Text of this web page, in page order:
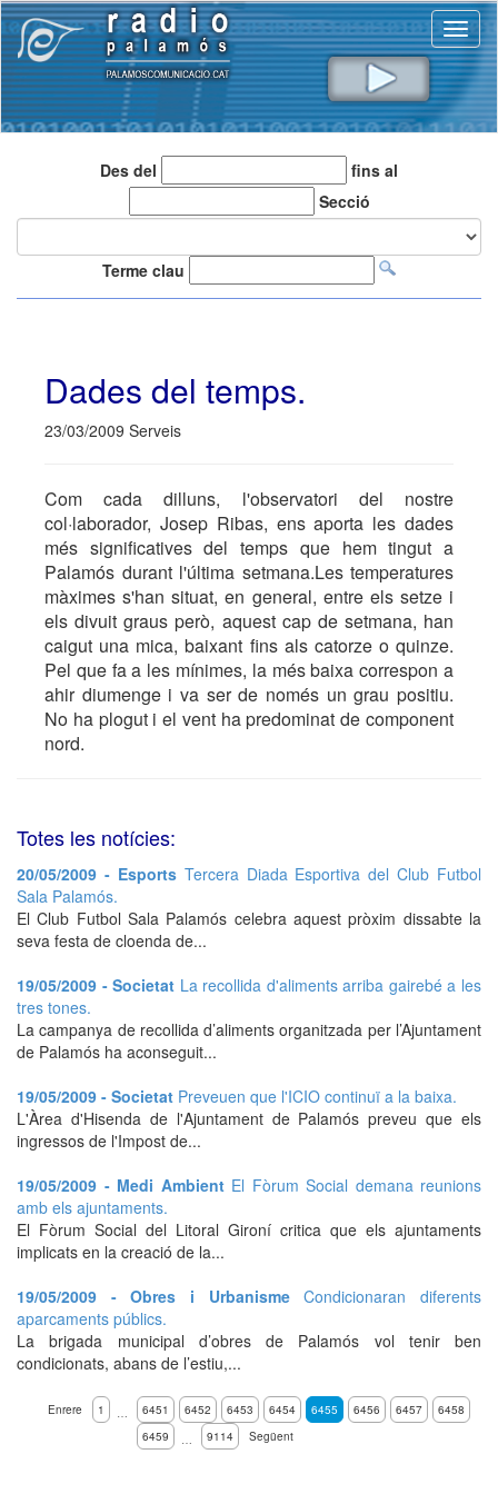
Des del
fins al
Secció
Terme clau
Dades del temps.
23/03/2009 Serveis
Com cada dilluns, l'observatori del nostre
col·laborador, Josep Ribas, ens aporta les dades
més significatives del temps que hem tingut a
Palamós durant l'última setmana.Les temperatures
màximes s'han situat, en general, entre els setze i
els divuit graus però, aquest cap de setmana, han
caigut una mica, baixant fins als catorze o quinze.
Pel que fa a les mínimes, la més baixa correspon a
ahir diumenge i va ser de només un grau positiu.
No ha plogut i el vent ha predominat de component
nord.
Totes les notícies:
20/05/2009 - Esports Tercera Diada Esportiva del Club Futbol
Sala Palamós.
El Club Futbol Sala Palamós celebra aquest pròxim dissabte la
seva festa de cloenda de...
19/05/2009 - Societat La recollida d'aliments arriba gairebé a les
tres tones.
La campanya de recollida d’aliments organitzada per l’Ajuntament
de Palamós ha aconseguit...
19/05/2009 - Societat Preveuen que l'ICIO continuï a la baixa.
L'Àrea d'Hisenda de l'Ajuntament de Palamós preveu que els
ingressos de l'Impost de...
19/05/2009 - Medi Ambient El Fòrum Social demana reunions
amb els ajuntaments.
El Fòrum Social del Litoral Gironí critica que els ajuntaments
implicats en la creació de la...
19/05/2009 - Obres i UrbanismeCondicionaran diferents
aparcaments públics.
La brigada municipal d’obres de Palamós vol tenir ben
condicionats, abans de l’estiu,...
Enrere 1 … 6451 6452 6453 6454 6455 6456 6457
6458
6459
… 9114 Següent